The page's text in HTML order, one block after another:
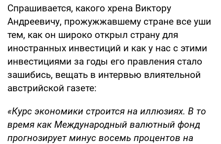
Спрашивается, какого хрена Виктору
Андреевичу, прожужжавшему стране все уши
тем, как он широко открыл страну для
иностранных инвестиций и как у нас с этими
инвестициями за годы его правления стало
зашибись, вещать в интервью влиятельной
австрийской газете:
«Курс экономики строится на иллюзиях. В то
время как Международный валютный фонд
прогнозирует минус восемь процентов на